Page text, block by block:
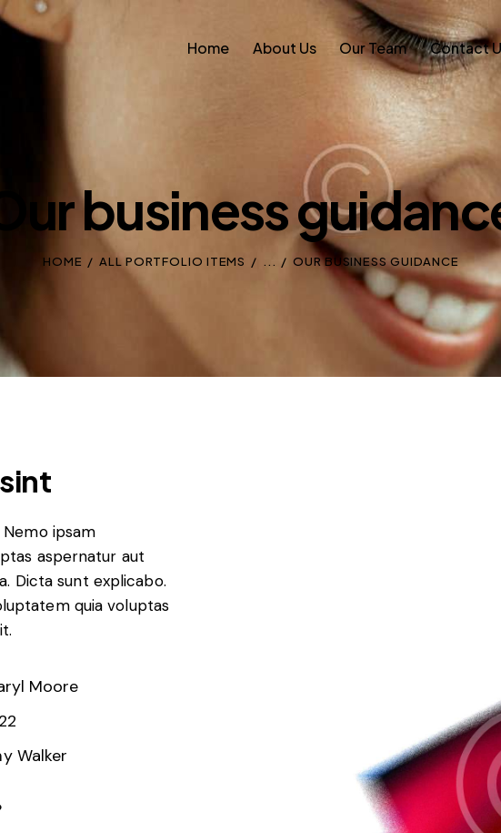
Home About Us Our Team Contact
business
HOME ALL PORTFOLIO ITEMS ... OUR BUSINESS GUIDANCE
ipsam
aspernatur aut
Dicta sunt explicabo.
quia voluptas
Moore
Walker